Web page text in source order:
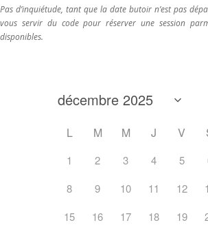
Pas d’inquiétude, tant que la date butoir n’est pas
vous servir du code pour réserver une session
disponibles.
L M M J V
1 2 3 4 5
8
9 10 11 12
15
16 17 18 19